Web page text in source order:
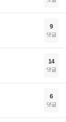
9
댓글
14
댓글
6
댓글